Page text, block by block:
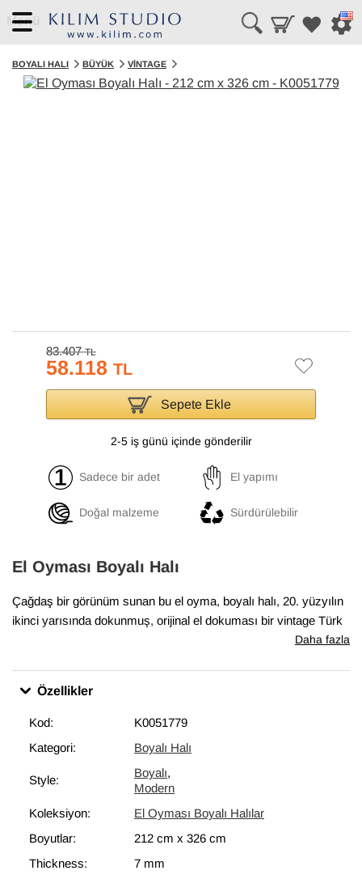
Menü
BOYALI HALI BÜYÜK VINTAGE
83.407TL
58.118 TL
Sepete Ekle
2-5 iş günü içinde gönderilir
Sadece bir adet El yapımı
Doğal malzeme Sürdürülebilir
El Oyması Boyalı Halı
Çağdaş bir görünüm sunan bu el oyma, boyalı halı, 20. yüzyılın
ikinci yarısında dokunmuş, orijinal el dokuması bir vintage Türk
ve modern tonlarla yeniden renklendirilir. Bu koleksiyonu özel
kılan ise, halının deseninin havdan oyularak ortaya
görünümüyle adeta çağdaş bir sanat eseri niteliğindedir ve
modern iç mekanlara mükemmel uyum sağlar.
%100 yün, pamuk atkı ve çözgüyle dokunmuş olan bu
"eskitme" halının ölçüleri:212 cm x 326 cm
Daha fazla
Özellikler
Kod:
K0051779
Kategori:
Boyalı Halı
Style:
Boyalı,
Modern
Koleksiyon:
El Oyması Boyalı Halılar
Boyutlar:
212 cm x 326 cm
Thickness:
7 mm